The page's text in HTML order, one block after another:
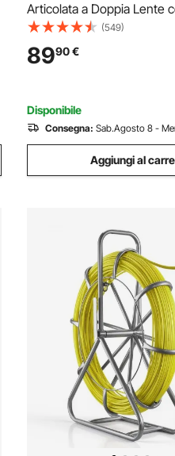
Articolata a Doppia Lente
Sonda Sottile da 6,2 mm,
HD da 5'', Funzione
Zoom 8x, Cavo
(549)
8990€
Disponibile
Consegna: Sab.Agosto 8 -
Aggiungi al